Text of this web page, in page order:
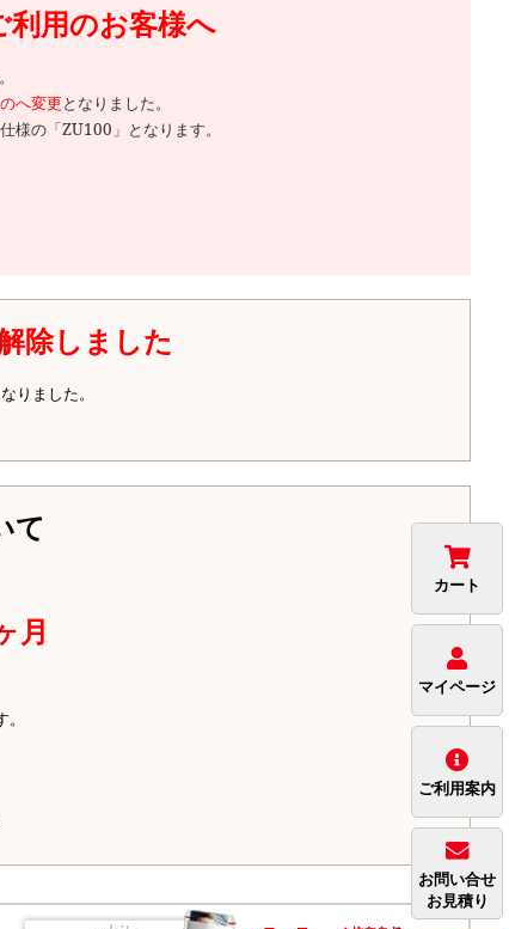
カート
マイページ
ご利用案内
お問い合せ
お見積り
用のお客様へ
へ変更となりました。
様の「ZU100」となります。
除しました
りました。
て
月